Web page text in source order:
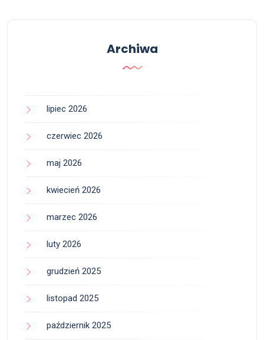
Archiwa
lipiec 2026
czerwiec 2026
maj 2026
kwiecień 2026
marzec 2026
luty 2026
grudzień 2025
listopad 2025
październik 2025